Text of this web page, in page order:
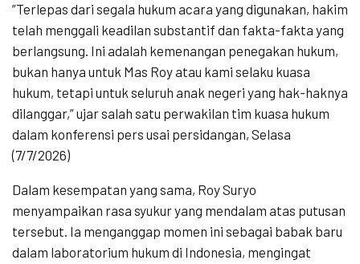
​”Terlepas dari segala hukum acara yang digunakan, hakim
telah menggali keadilan substantif dan fakta-fakta yang
berlangsung. Ini adalah kemenangan penegakan hukum,
bukan hanya untuk Mas Roy atau kami selaku kuasa
hukum, tetapi untuk seluruh anak negeri yang hak-haknya
dilanggar,” ujar salah satu perwakilan tim kuasa hukum
dalam konferensi pers usai persidangan, Selasa
(7/7/2026)
​Dalam kesempatan yang sama, Roy Suryo
menyampaikan rasa syukur yang mendalam atas putusan
tersebut. Ia menganggap momen ini sebagai babak baru
dalam laboratorium hukum di Indonesia, mengingat